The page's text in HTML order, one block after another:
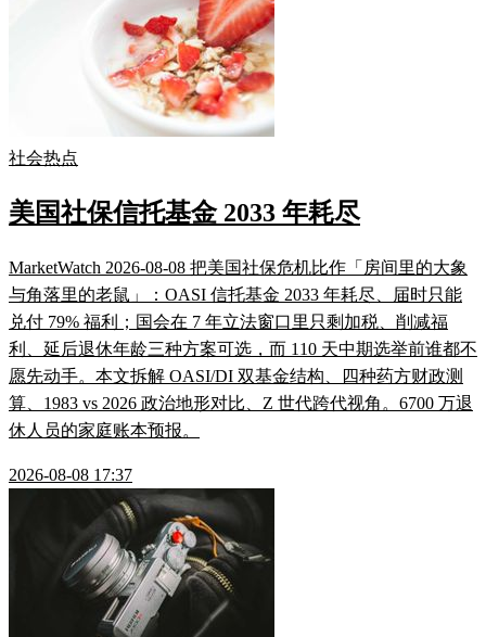
社会热点
美国社保信托基金 2033 年耗尽
MarketWatch 2026-08-08 把美国社保危机比作「房间里的大象
与角落里的老鼠」：OASI 信托基金 2033 年耗尽、届时只能
兑付 79% 福利；国会在 7 年立法窗口里只剩加税、削减福
利、延后退休年龄三种方案可选，而 110 天中期选举前谁都不
愿先动手。本文拆解 OASI/DI 双基金结构、四种药方财政测
算、1983 vs 2026 政治地形对比、Z 世代跨代视角。6700 万退
休人员的家庭账本预报。
2026-08-08 17:37